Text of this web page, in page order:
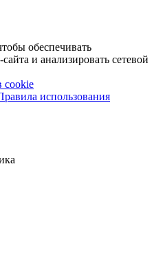
обеспечивать
и анализировать сетевой
cookie
использования